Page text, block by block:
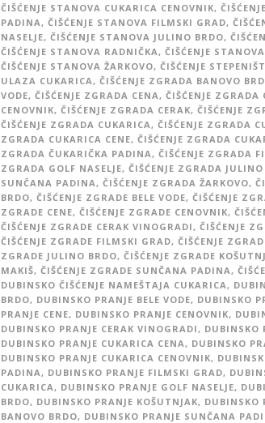
ČIŠĆENJE STANOVA CUKARICA CENOVNIK,
PADINA , ČIŠĆENJE STANOVA FILMSKI GRAD,
NASELJE, ČIŠĆENJE STANOVA JULINO BRDO,
ČIŠĆENJE STANOVA RADNIČKA , ČIŠĆENJE
ČIŠĆENJE STANOVA ŽARKOVO, ČIŠĆENJE
ULAZA CUKARICA , ČIŠĆENJE ZGRADA BANOVO
VODE, ČIŠĆENJE ZGRADA CENA , ČIŠĆENJE ZGRADA
CENOVNIK, ČIŠĆENJE ZGRADA CERAK, ČIŠĆENJE
ČIŠĆENJE ZGRADA CUKARICA , ČIŠĆENJE ZGRADA
ZGRADA CUKARICA CENE, ČIŠĆENJE ZGRADA
ZGRADA ČUKARIČKA PADINA , ČIŠĆENJE ZGRADA
ZGRADA GOLF NASELJE, ČIŠĆENJE ZGRADA
SUNČANA PADINA , ČIŠĆENJE ZGRADA ŽARKOVO,
BRDO, ČIŠĆENJE ZGRADE BELE VODE, ČIŠĆENJE
ZGRADE CENE, ČIŠĆENJE ZGRADE CENOVNIK,
ČIŠĆENJE ZGRADE CERAK VINOGRADI , ČIŠĆENJE
ČIŠĆENJE ZGRADE FILMSKI GRAD, ČIŠĆENJE
ZGRADE JULINO BRDO, ČIŠĆENJE ZGRADE
MAKIŠ, ČIŠĆENJE ZGRADE SUNČANA PADINA ,
DUBINSKO ČIŠĆENJE NAMEŠTAJA CUKARICA ,
BRDO, DUBINSKO PRANJE BELE VODE, DUBINSKO
PRANJE CENE, DUBINSKO PRANJE CENOVNIK,
DUBINSKO PRANJE CERAK VINOGRADI , DUBINSKO
DUBINSKO PRANJE CUKARICA CENA , DUBINSKO
DUBINSKO PRANJE CUKARICA CENOVNIK,
PADINA , DUBINSKO PRANJE FILMSKI GRAD,
CUKARICA , DUBINSKO PRANJE GOLF NASELJE,
BRDO, DUBINSKO PRANJE KOŠUTNJAK, DUBINSKO
BANOVO BRDO, DUBINSKO PRANJE SUNČANA